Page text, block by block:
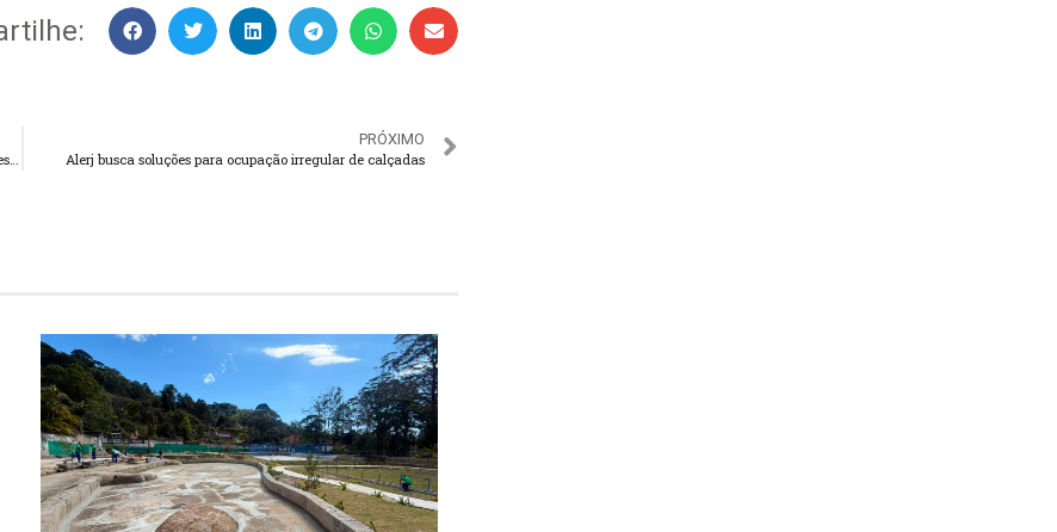
STF derruba idade mínima para aposentadoria em atividades nocivas
PRÓXIMO
Alerj busca soluções para ocupação irregular de calçadas